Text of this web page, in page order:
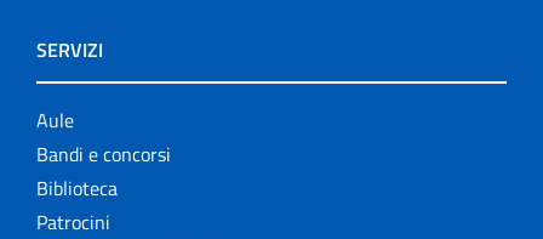
SERVIZI
Aule
Bandi e concorsi
Biblioteca
Patrocini